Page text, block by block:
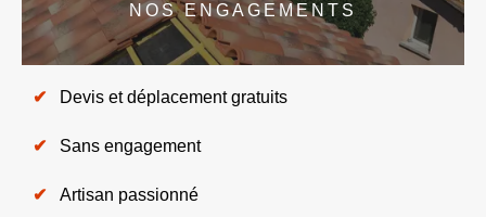
NOS ENGAGEMENTS
Devis et déplacement gratuits
Sans engagement
Artisan passionné